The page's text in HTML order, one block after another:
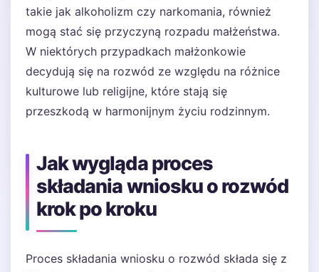
takie jak alkoholizm czy narkomania, również
mogą stać się przyczyną rozpadu małżeństwa.
W niektórych przypadkach małżonkowie
decydują się na rozwód ze względu na różnice
kulturowe lub religijne, które stają się
przeszkodą w harmonijnym życiu rodzinnym.
Jak wygląda proces
składania wniosku o rozwód
krok po kroku
Proces składania wniosku o rozwód składa się z